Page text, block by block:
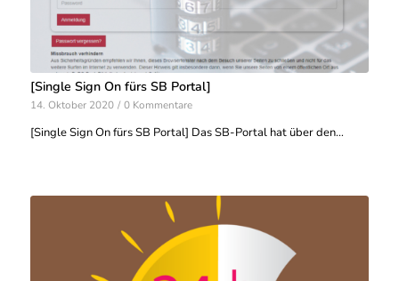
[Single Sign On fürs SB Portal]
14. Oktober 2020 / 0 Kommentare
[Single Sign On fürs SB Portal] Das SB-Portal hat über den…